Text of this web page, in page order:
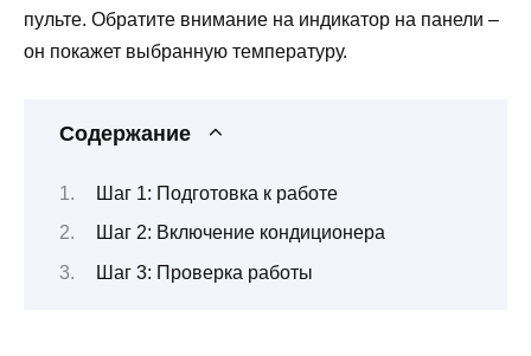
пульте. Обратите внимание на индикатор на панели –
он покажет выбранную температуру.
Содержание
Шаг 1: Подготовка к работе
Шаг 2: Включение кондиционера
Шаг 3: Проверка работы